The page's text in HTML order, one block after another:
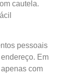
cautela.
pessoais
Em
com